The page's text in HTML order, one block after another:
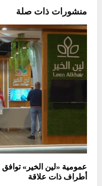
منشورات ذات صلة
عمومية «لين الخير»
أطراف ذات علاقة